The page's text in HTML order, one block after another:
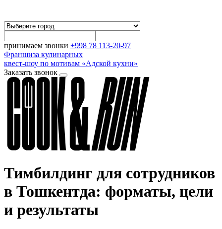
принимаем звонки +998 78 113-20-97
Франшиза кулинарных
квест-шоу по мотивам «Адской кухни»
Заказать звонок
Тимбилдинг для сотрудников
в Тошкентда: форматы, цели
и результаты